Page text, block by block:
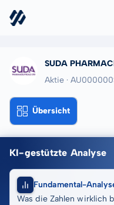
SUDA
Aktie ·
Übersicht
KI-gestützte Analyse
Fundamental-
Was die Zahlen wirklich